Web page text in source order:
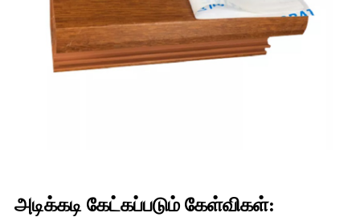
அடிக்கடி கேட்கப்படும் கேள்விகள்: